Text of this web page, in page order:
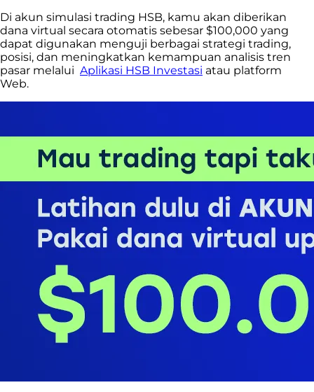
Di akun simulasi trading HSB, kamu akan diberikan
dana virtual secara otomatis sebesar $100,000 yang
dapat digunakan menguji berbagai strategi trading,
posisi, dan meningkatkan kemampuan analisis tren
pasar melalui Aplikasi HSB Investasi atau platform
Web.